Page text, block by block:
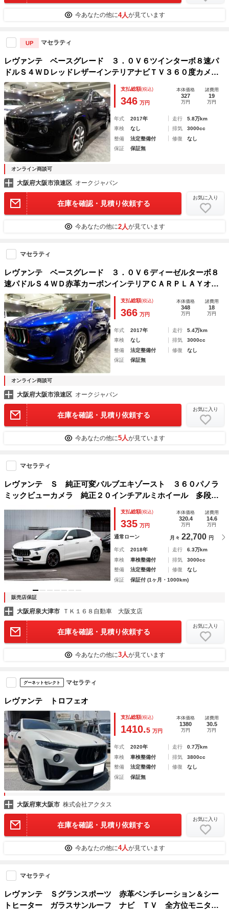
今あなたの他に4人が見ています
UP マセラティ
レヴァンテ ベースグレード ３．０Ｖ６ツインターボ８速パ
ドルＳ４ＷＤレッドレザーインテリアナビＴＶ３６０度カメラ
アダプティブクルーズＣレーンキープパワーシートシートヒー
ター電動ＲゲートエアサスＨＩＤライトＦＯＧライトドラレコ
支払総額(税込)
346 万円
本体価格
327
万円
諸費用
19
万円
年式 2017年 走行
5.8万km
車検
なし 排気
3000cc
整備
法定整備付 修復
なし
保証
保証無
オンライン商談可
大阪府大阪市浪速区 オークジャパン
在庫を確認・見積り依頼する
お気に入り
今あなたの他に2人が見ています
マセラティ
レヴァンテ ベースグレード ３．０Ｖ６ディーゼルターボ８
速パドルＳ４ＷＤ赤革カーボンインテリアＣＡＲＰＬＡＹオー
ディオナビＴＶガラスＳＲ３６０度カメラＨａｒｍａｎ／Ｋａ
ｒｄｏｎアダプティブクルーズＣシートヒーター２１インチＡ
Ｗ
支払総額(税込)
366 万円
本体価格
348
万円
諸費用
18
万円
年式 2017年 走行
5.4万km
車検
なし 排気
3000cc
整備
法定整備付 修復
なし
保証
保証無
オンライン商談可
大阪府大阪市浪速区 オークジャパン
在庫を確認・見積り依頼する
お気に入り
今あなたの他に5人が見ています
マセラティ
レヴァンテ Ｓ 純正可変バルブエキゾースト ３６０パノラ
ミックビューカメラ 純正２０インチアルミホイール 多段階
調整式エアサスペンション 電動リアゲート ＢＳＭ ＥＴ
支払総額(税込)
335 万円
本体価格
320.4
万円
諸費用
14.6
万円
通常ローン 月々 22,700 円
年式 2018年 走行
6.3万km
車検
車検整備付 排気
3000cc
整備
法定整備付 修復
なし
保証
保証付 (1ヶ月・1000km)
販売店保証
大阪府泉大津市 ＴＫ１６８自動車 大阪支店
在庫を確認・見積り依頼する
お気に入り
今あなたの他に3人が見ています
グーネットセレクト マセラティ
レヴァンテ トロフェオ
支払総額(税込)
1410.5 万円
本体価格
1380
万円
諸費用
30.5
万円
年式 2020年 走行
0.7万km
車検
車検整備付 排気
3800cc
整備
法定整備付 修復
なし
保証
保証無
大阪府東大阪市 株式会社アクタス
在庫を確認・見積り依頼する
お気に入り
今あなたの他に4人が見ています
マセラティ
レヴァンテ Ｓグランスポーツ 赤革ベンチレーション＆シー
トヒーター ガラスサンルーフ ナビ ＴＶ 全方位モニタ